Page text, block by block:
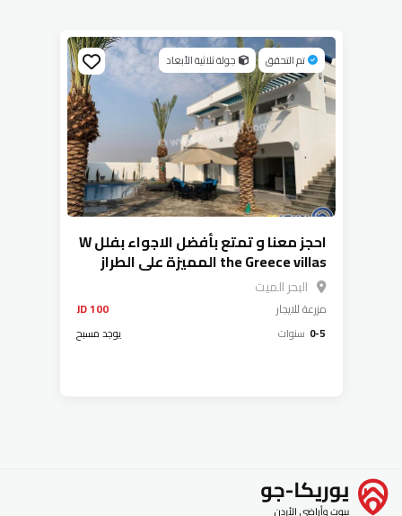
تم التحقق جولة ثلاثية الأبعاد
احجز معنا و تمتع بأفضل الاجواء بفلل W
the Greece villas المميزة على الطراز
اليوناني
البحر الميت
مزرعةللايجار 100 JD
0-5 سنوات يوجد مسبح